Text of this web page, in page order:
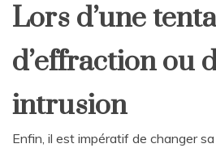
Lors d’une
d’effraction ou
intrusion
Enfin, il est impératif de changer